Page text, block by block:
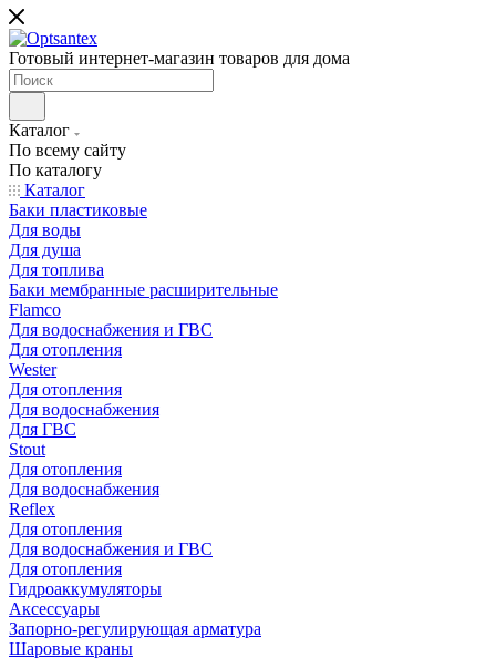
Готовый интернет-магазин товаров для дома
Каталог
По всему сайту
По каталогу
Каталог
Баки пластиковые
Для воды
Для душа
Для топлива
Баки мембранные расширительные
Flamco
Для водоснабжения и ГВС
Для отопления
Wester
Для отопления
Для водоснабжения
Для ГВС
Stout
Для отопления
Для водоснабжения
Reflex
Для отопления
Для водоснабжения и ГВС
Для отопления
Гидроаккумуляторы
Аксессуары
Запорно-регулирующая арматура
Шаровые краны